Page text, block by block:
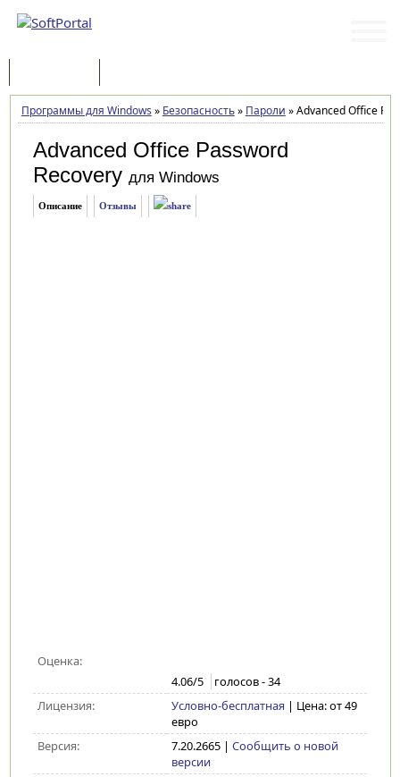
Программы для Windows » Безопасность» Пароли »Advanced Office
Advanced Office Password
Recovery для Windows
Описание Отзывы
Оценка:
4.06/5 голосов -34
Лицензия:
Условно-бесплатная | Цена: от 49
евро
Версия:
7.20.2665| Сообщить о новой
версии